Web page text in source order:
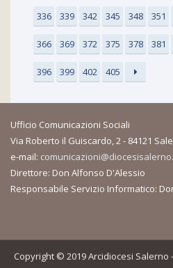
336 339 342 345 348 351
366 369 372 375 378 381
396 399 402 405
Ufficio Comunicazioni Sociali
Via Roberto il Guiscardo, 2 - 84121
e-mail:
Direttore: Don Alfonso D'Alessio
Responsabile Servizio Informatico:
Copyright © 2019 Arcidiocesi Salerno